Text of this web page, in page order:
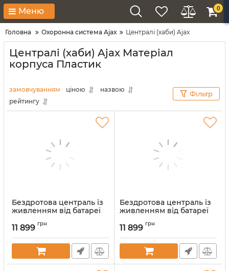
Меню 0
Головна Охоронна система Ajax Централі (хаби) Ajax
Централі (хаби) Ajax Матеріал
корпуса Пластик
замовчуванням ціною
назвою
рейтингу
Фільтр
Бездротова централь із
живленням від батареї
Black (93602.263.BL1)
Артикул:000050628
11 899 грн
Бездротова централь із
живленням від батареї
White (93601.263.WH1)
Артикул:000050627
11 899 грн